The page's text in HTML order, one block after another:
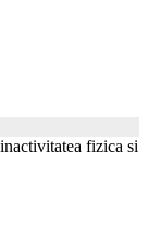
fizica si